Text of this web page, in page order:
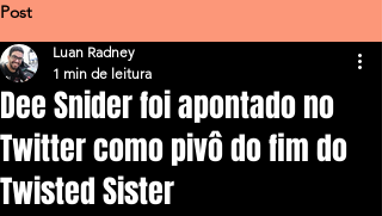
Post
Dee Snider foi apontado no
Twitter como pivô do fim do
Twisted Sister
Luan Radney
1 min de leitura